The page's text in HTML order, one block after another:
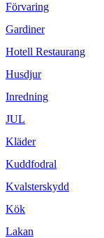
Förvaring
Gardiner
Hotell Restaurang
Husdjur
Inredning
JUL
Kläder
Kuddfodral
Kvalsterskydd
Kök
Lakan